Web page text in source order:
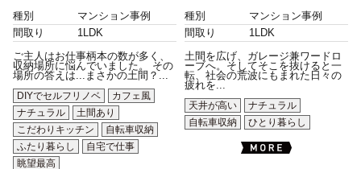
種別
マンション事例
間取り
1LDK
ご主人はお仕事柄本の数が多く、
収納場所に悩んでいました。 その
場所の答えは...まさかの土間？...
DIYでセルフリノベ
カフェ風
ナチュラル
土間あり
こだわりキッチン
自転車収納
ふたり暮らし
自宅で仕事
眺望最高
種別
マンション事例
間取り
1LDK
土間を広げ、ガレージ兼ワードロ
ーブへ。そしてそこを抜けると一
転、社会の荒波にもまれた日々の
疲れを...
天井が高い
ナチュラル
自転車収納
ひとり暮らし